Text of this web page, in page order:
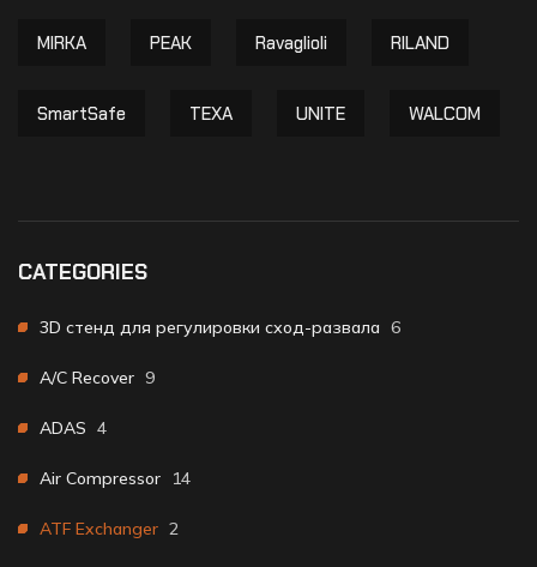
MIRKA PEAK Ravaglioli RILAND
SmartSafe TEXA UNITE WALCOM
CATEGORIES
3D стенд для регулировки сход-развала 6
A/C Recover 9
ADAS 4
Air Compressor 14
ATF Exchanger 2